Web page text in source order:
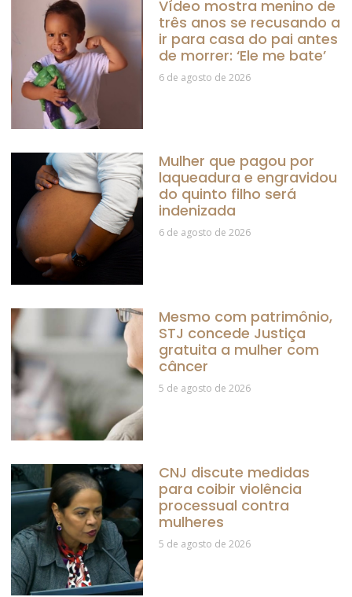
Vídeo mostra menino de
três anos se recusando a
ir para casa do pai antes
de morrer: ‘Ele me bate’
6 de agosto de 2026
Mulher que pagou por
laqueadura e engravidou
do quinto filho será
indenizada
6 de agosto de 2026
Mesmo com patrimônio,
STJ concede Justiça
gratuita a mulher com
câncer
5 de agosto de 2026
CNJ discute medidas
para coibir violência
processual contra
mulheres
5 de agosto de 2026